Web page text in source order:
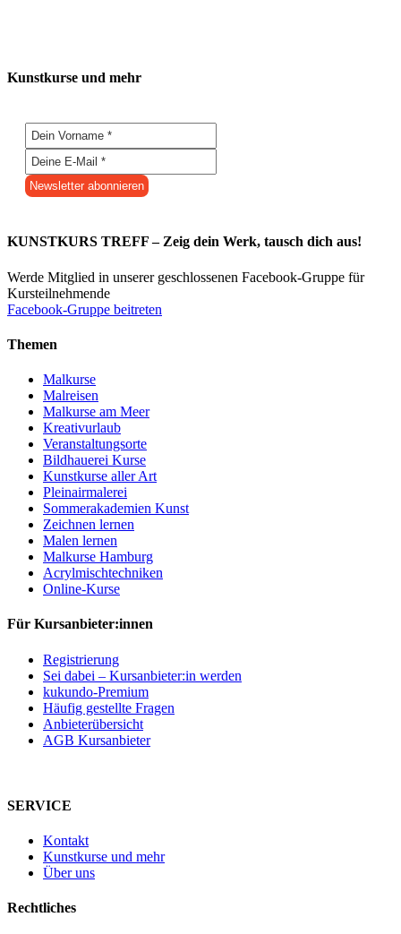
Kunstkurse und mehr
KUNSTKURS TREFF – Zeig dein Werk, tausch dich aus!
Werde Mitglied in unserer geschlossenen Facebook-Gruppe für
Kursteilnehmende
Facebook-Gruppe beitreten
Themen
Malkurse
Malreisen
Malkurse am Meer
Kreativurlaub
Veranstaltungsorte
Bildhauerei Kurse
Kunstkurse aller Art
Pleinairmalerei
Sommerakademien Kunst
Zeichnen lernen
Malen lernen
Malkurse Hamburg
Acrylmischtechniken
Online-Kurse
Für Kursanbieter:innen
Registrierung
Sei dabei – Kursanbieter:in werden
kukundo-Premium
Häufig gestellte Fragen
Anbieterübersicht
AGB Kursanbieter
SERVICE
Kontakt
Kunstkurse und mehr
Über uns
Rechtliches